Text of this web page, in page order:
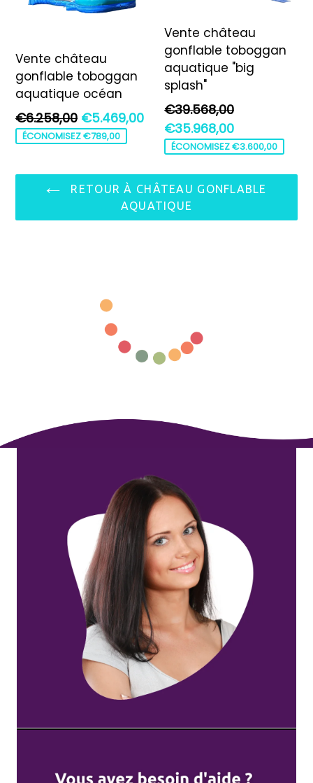
Vente château
gonflable toboggan
aquatique océan
Prix
régulier
€6.258,00 €5.469,00
ÉCONOMISEZ €789,00
Vente château
gonflable toboggan
aquatique "big
splash"
Prix
régulier
€39.568,00
€35.968,00
ÉCONOMISEZ €3.600,00
RETOUR À CHÂTEAU GONFLABLE
AQUATIQUE